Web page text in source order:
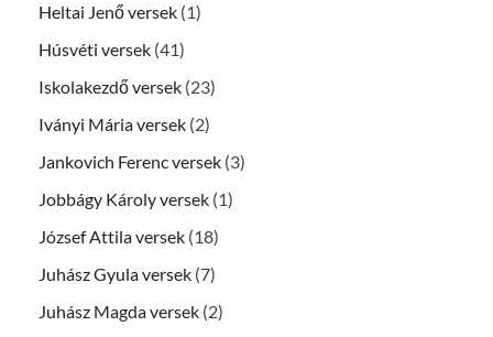
Heltai Jenő versek (1)
Húsvéti versek (41)
Iskolakezdő versek (23)
Iványi Mária versek (2)
Jankovich Ferenc versek (3)
Jobbágy Károly versek (1)
József Attila versek (18)
Juhász Gyula versek (7)
Juhász Magda versek (2)